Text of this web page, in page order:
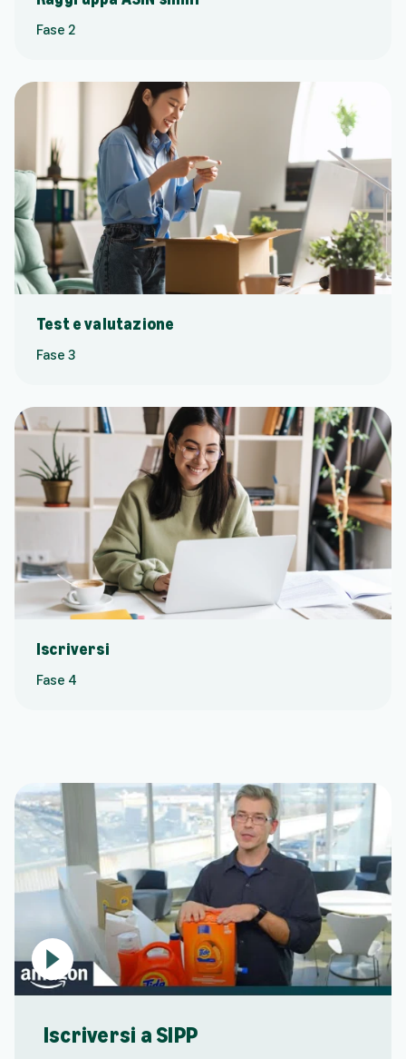
Fase 2
Test e valutazione
Fase 3
Iscriversi
Fase 4
P
l
v
Iscriversi a SIPP